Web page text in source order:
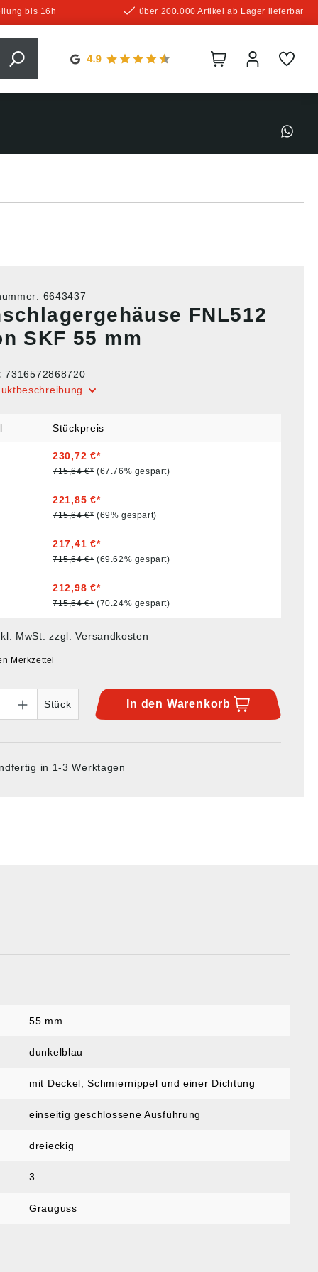
bis 16h über 200.000 Artikel ab Lager lieferbar
6643437
FNL512
SKF 55 mm
7316572868720
Stückpreis
230,72 €*
715,64 €* (67.76% gespart)
221,85 €*
715,64 €* (69% gespart)
217,41 €*
715,64 €* (69.62% gespart)
212,98 €*
715,64 €* (70.24% gespart)
MwSt. zzgl. Versandkosten
Merkzettel
Stück
In den Warenkorb
in 1-3 Werktagen
55 mm
dunkelblau
mit Deckel, Schmiernippel und einer Dichtung
einseitig geschlossene Ausführung
dreieckig
3
Grauguss